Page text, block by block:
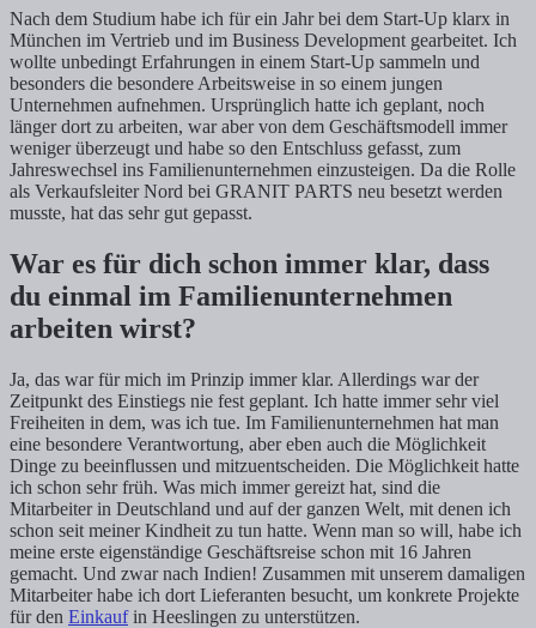
Nach dem Studium habe ich für ein Jahr bei dem Start-Up klarx in
München im Vertrieb und im Business Development gearbeitet. Ich
wollte unbedingt Erfahrungen in einem Start-Up sammeln und
besonders die besondere Arbeitsweise in so einem jungen
Unternehmen aufnehmen. Ursprünglich hatte ich geplant, noch
länger dort zu arbeiten, war aber von dem Geschäftsmodell immer
weniger überzeugt und habe so den Entschluss gefasst, zum
Jahreswechsel ins Familienunternehmen einzusteigen. Da die Rolle
als Verkaufsleiter Nord bei GRANIT PARTS neu besetzt werden
musste, hat das sehr gut gepasst.
War es für dich schon immer klar, dass
du einmal im Familienunternehmen
arbeiten wirst?
Ja, das war für mich im Prinzip immer klar. Allerdings war der
Zeitpunkt des Einstiegs nie fest geplant. Ich hatte immer sehr viel
Freiheiten in dem, was ich tue. Im Familienunternehmen hat man
eine besondere Verantwortung, aber eben auch die Möglichkeit
Dinge zu beeinflussen und mitzuentscheiden. Die Möglichkeit hatte
ich schon sehr früh. Was mich immer gereizt hat, sind die
Mitarbeiter in Deutschland und auf der ganzen Welt, mit denen ich
schon seit meiner Kindheit zu tun hatte. Wenn man so will, habe ich
meine erste eigenständige Geschäftsreise schon mit 16 Jahren
gemacht. Und zwar nach Indien! Zusammen mit unserem damaligen
Mitarbeiter habe ich dort Lieferanten besucht, um konkrete Projekte
für den Einkaufin Heeslingen zu unterstützen.